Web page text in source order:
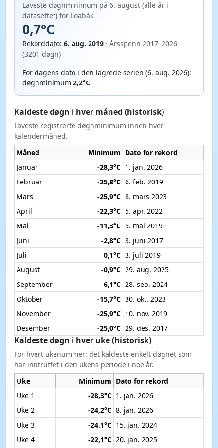
Laveste døgnminimum på 6. august (alle år i
datasettet) for Loabák
0,7°C
Rekorddato: 6. aug. 2019 · Årsspenn 2017–2026
(3201 døgn)
For dagens dato i den lagrede serien (6. aug. 2026):
døgnminimum 2,2°C.
Kaldeste døgn i hver måned (historisk)
Laveste registrerte døgnminimum innen hver
kalendermåned.
Måned
Minimum Dato for rekord
Januar
-28,3°C 1. jan. 2026
Februar
-25,8°C 6. feb. 2019
Mars
-25,9°C 8. mars 2023
April
-22,3°C 5. apr. 2022
Mai
-11,3°C 5. mai 2019
Juni
-2,8°C 3. juni 2017
Juli
0,1°C 3. juli 2019
August
-0,9°C 29. aug. 2025
September
-6,1°C 28. sep. 2024
Oktober
-15,7°C 30. okt. 2023
November
-25,9°C 10. nov. 2019
Desember
-25,0°C 29. des. 2017
Kaldeste døgn i hver uke (historisk)
For hvert ukenummer: det kaldeste enkelt døgnet som
har inntruffet i den ukens periode i noe år.
Uke
Minimum Dato for rekord
Uke 1
-28,3°C 1. jan. 2026
Uke 2
-24,2°C 8. jan. 2026
Uke 3
-24,1°C 15. jan. 2024
Uke 4
-22,1°C 20. jan. 2025